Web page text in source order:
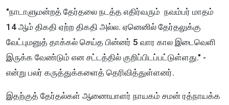
"நாடாளுமன்றத் தேர்தலை நடத்த எதிர்வரும் நவம்பர் மாதம்
14 ஆம் திகதி ஏற்ற திகதி அல்ல. ஏனெனில் தேர்தலுக்கு
வேட்புமனுத் தாக்கல் செய்த பின்னர் 5 வார கால இடைவெளி
இருக்க வேண்டும் என சட்டத்தில் குறிப்பிடப்பட்டுள்ளது." -
என்று பலர் கருத்துக்களைத் தெரிவித்துள்ளனர்.
இதற்குத் தேர்தல்கள் ஆணையாளர் நாயகம் சமன் ரத்நாயக்க